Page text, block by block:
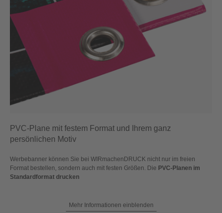
PVC-Plane mit festem Format und Ihrem ganz
persönlichen Motiv
Werbebanner können Sie bei WIRmachenDRUCK nicht nur im freien
Format bestellen, sondern auch mit festen Größen. Die PVC-Planen im
Standardformat drucken
Mehr Informationen einblenden